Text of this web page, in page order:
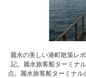
麗水の美しい港町散策レ
記。麗水旅客船ターミナ
点。麗水旅客船ターミナ